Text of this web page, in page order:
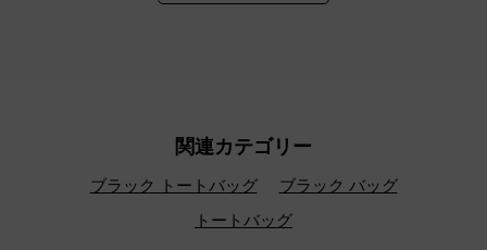
関連カテゴリー
ブラック トートバッグ
ブラック バッグ
トートバッグ